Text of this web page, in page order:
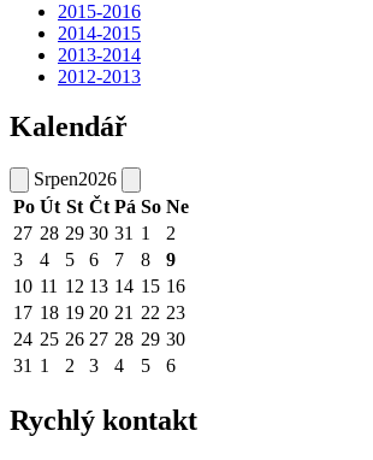
2015-2016
2014-2015
2013-2014
2012-2013
Kalendář
Srpen2026
Po Út St Čt Pá So Ne
27 28 29 30 31 1
2
3
4 5 6 7 8
9
10 11 12 13 14 15 16
17 18 19 20 21 22 23
24 25 26 27 28 29 30
31 1 2 3 4 5 6
Rychlý kontakt